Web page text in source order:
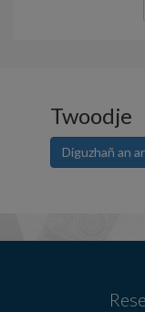
Twoodje
Diguzhañ an